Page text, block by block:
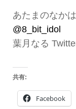
あたまのなか
@8_bit_idol
葉月なる
共有:
Facebook